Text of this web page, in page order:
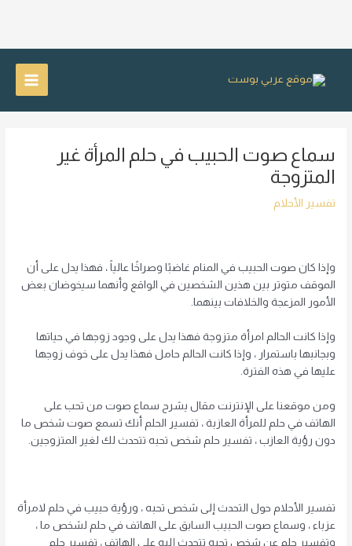
Main
سماع صوت الحبيب في حلم المرأة غير
المتزوجة
تفسير الأحلام
وإذا كان صوت الحبيب في المنام غاضبًا وصراخًا عالياً ، فهذا يدل على أن
الموقف متوتر بين هذين الشخصين في الواقع وأنهما سيخوضان بعض
الأمور المزعجة والخلافات بينهما.
وإذا كانت الحالم امرأة متزوجة فهذا يدل على وجود زوجها في حياتها
وبجانبها باستمرار ، وإذا كانت الحالم حامل فهذا يدل على خوف زوجها
عليها في هذه الفترة.
ومن موقعنا على الإنترنت مقال يشرح سماع صوت من تحب على
الهاتف في حلم للمرأة العازبة ، تفسير الحلم أنك تسمع صوت شخص ما
دون رؤية العازب ، تفسير حلم شخص تحبه تتحدث لك لغير المتزوجين.
تفسير الأحلام حول التحدث إلى شخص تحبه ، ورؤية حبيب في حلم لامرأة
عزباء ، وسماع صوت الحبيب السابق على الهاتف في حلم لشخص ما ،
وتفسير حلم عن شخص تحبه تتحدث إليه على الهاتف ، تفسير حلم